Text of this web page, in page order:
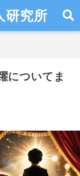
研究所
についてま